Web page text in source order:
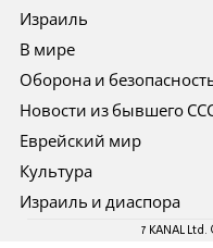
Израиль
В мире
Оборона и
Новости из бывшего
Еврейский мир
Культура
Израиль и диаспора
7 KANAL